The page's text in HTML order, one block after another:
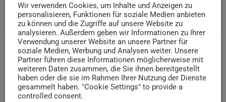
today 7. AUGUST 2026 11
insert_link
Wir verwenden Cookies, um Inhalte und Anzeigen zu
personalisieren, Funktionen für soziale Medien anbieten
zu können und die Zugriffe auf unsere Website zu
analysieren. Außerdem geben wir Informationen zu Ihrer
Verwendung unserer Website an unsere Partner für
soziale Medien, Werbung und Analysen weiter. Unsere
Partner führen diese Informationen möglicherweise mit
weiteren Daten zusammen, die Sie ihnen bereitgestellt
haben oder die sie im Rahmen Ihrer Nutzung der Dienste
gesammelt haben. "Cookie Settings" to provide a
controlled consent.